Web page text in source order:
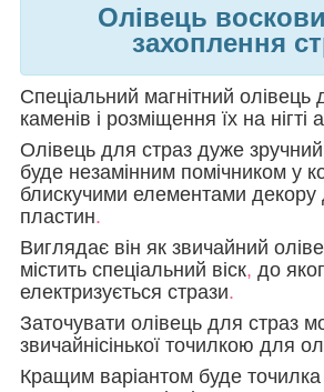
Олівець
захоплення
Спеціальний магнітний олівець
каменів і розміщення їх на нігті
Олівець для страз дуже зручний
буде незамінним помічником у
блискучими елементами декору
пластин.
Виглядає він як звичайний
містить спеціальний віск, до
електризується стрази.
Заточувати олівець для страз
звичайнісінької точилкою для
Кращим варіантом буде